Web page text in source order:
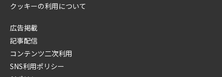
クッキーの利用について
広告掲載
記事配信
コンテンツ二次利用
SNS利用ポリシー